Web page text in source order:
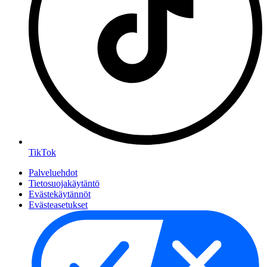
TikTok
Palveluehdot
Tietosuojakäytäntö
Evästekäytännöt
Evästeasetukset